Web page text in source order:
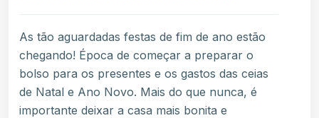
As tão aguardadas festas de fim de ano estão
chegando! Época de começar a preparar o
bolso para os presentes e os gastos das ceias
de Natal e Ano Novo. Mais do que nunca, é
importante deixar a casa mais bonita e